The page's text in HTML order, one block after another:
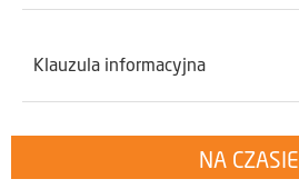
Klauzula informacyjna
NA CZASIE